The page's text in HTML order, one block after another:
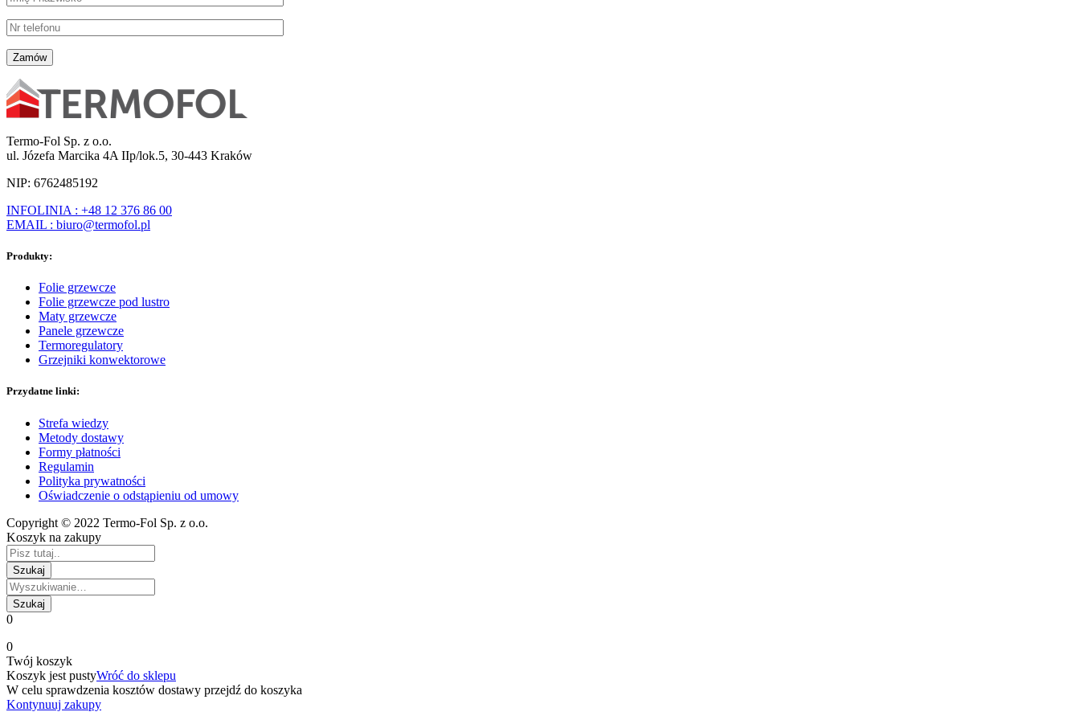
Termo-Fol Sp. z o.o.
ul. Józefa Marcika 4A IIp/lok.5, 30-443 Kraków
NIP: 6762485192
INFOLINIA : +48 12 376 86 00
EMAIL : biuro@termofol.pl
Produkty:
Folie grzewcze
Folie grzewcze pod lustro
Maty grzewcze
Panele grzewcze
Termoregulatory
Grzejniki konwektorowe
Przydatne linki:
Strefa wiedzy
Metody dostawy
Formy płatności
Regulamin
Polityka prywatności
Oświadczenie o odstąpieniu od umowy
Copyright © 2022 Termo-Fol Sp. z o.o.
Koszyk na zakupy
0
0
Twój koszyk
Koszyk jest pustyWróć do sklepu
W celu sprawdzenia kosztów dostawy przejdź do koszyka
Kontynuuj zakupy